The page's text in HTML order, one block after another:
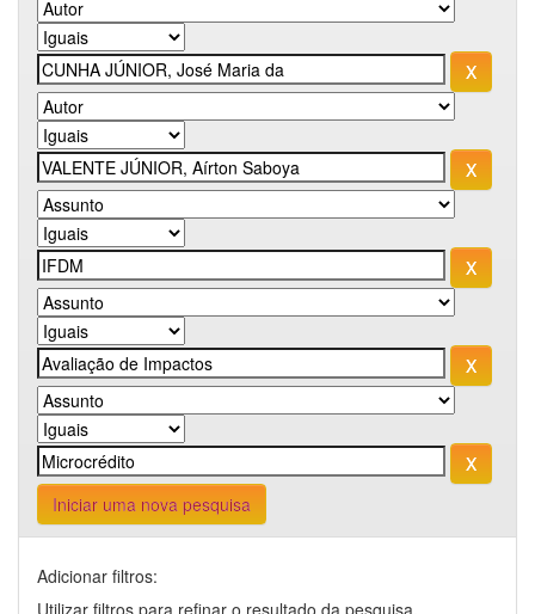
Iniciar uma nova pesquisa
Adicionar filtros:
Utilizar filtros para refinar o resultado da pesquisa.